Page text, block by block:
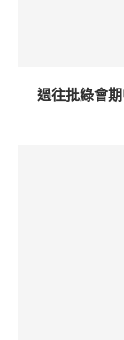
過往批綠會